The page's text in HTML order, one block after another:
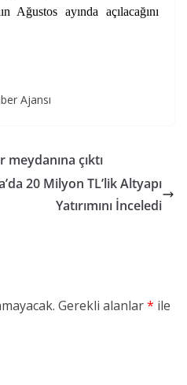
Ağustos ayında açılacağını
Ajansı
çıktı
20 Milyon TL’lik Altyapı
Yatırımını İnceledi
Gerekli alanlar* ile